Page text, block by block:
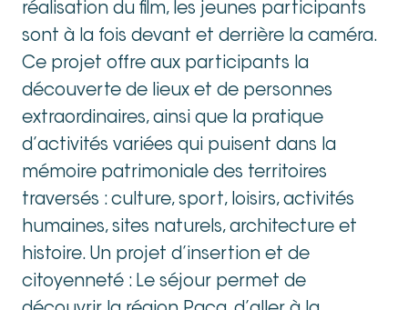
réalisation du film, les jeunes participants
sont à la fois devant et derrière la caméra.
Ce projet offre aux participants la
découverte de lieux et de personnes
extraordinaires, ainsi que la pratique
d’activités variées qui puisent dans la
mémoire patrimoniale des territoires
traversés : culture, sport, loisirs, activités
humaines, sites naturels, architecture et
histoire. Un projet d’insertion et de
citoyenneté : Le séjour permet de